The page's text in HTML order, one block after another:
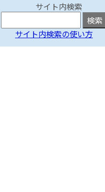
サイト内検索
サイト内検索の使い方